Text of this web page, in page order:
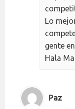
Lo
gente
Hala
Paz